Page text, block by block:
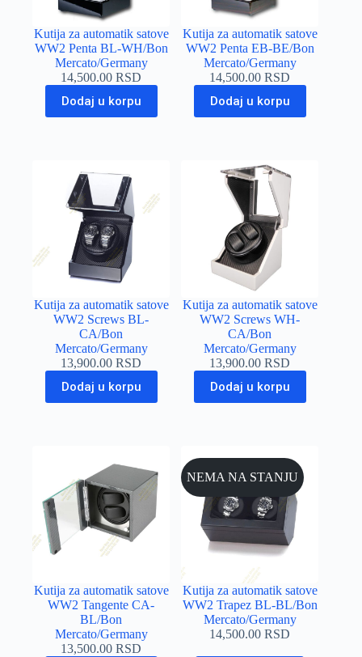
Kutija za automatik satove
WW2 Penta BL-WH/Bon
Mercato/Germany
14,500.00RSD
Dodaj u korpu
Kutija za automatik satove
WW2 Penta EB-BE/Bon
Mercato/Germany
14,500.00RSD
Dodaj u korpu
Kutija za automatik satove
WW2 Screws BL-
CA/Bon
Mercato/Germany
13,900.00RSD
Dodaj u korpu
Kutija za automatik satove
WW2 Screws WH-
CA/Bon
Mercato/Germany
13,900.00RSD
Dodaj u korpu
Kutija za automatik satove
WW2 Tangente CA-
BL/Bon
Mercato/Germany
13,500.00RSD
NEMA NA STANJU
Kutija za automatik satove
WW2 Trapez BL-BL/Bon
Mercato/Germany
14,500.00RSD